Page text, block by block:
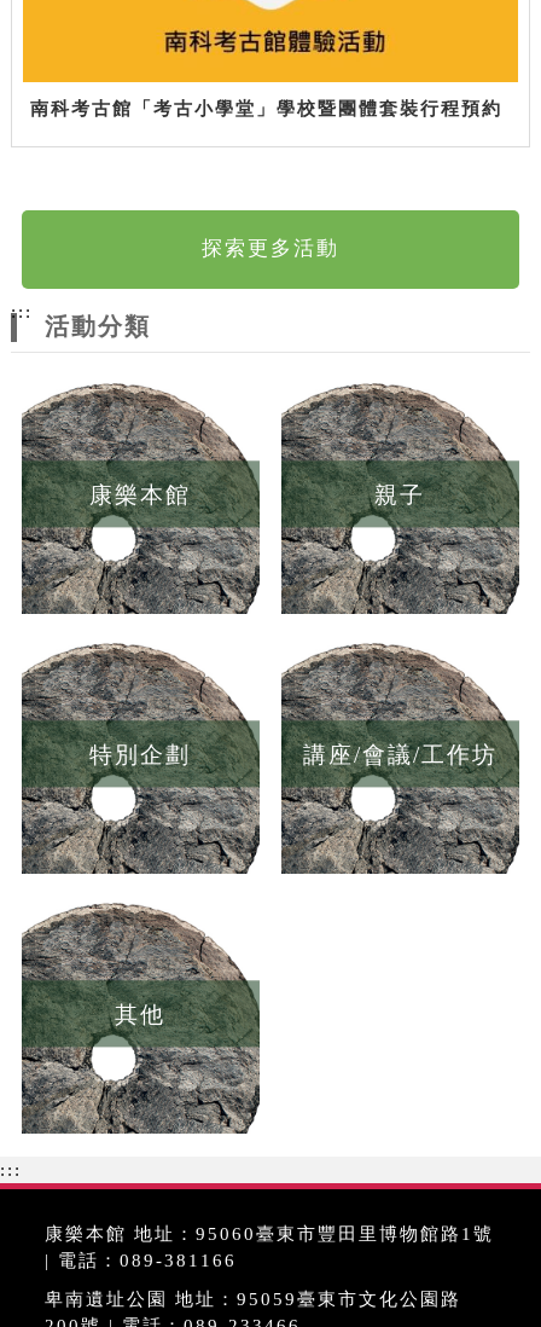
南科考古館「考古小學堂」學校暨團體套裝行程預約
探索更多活動
:::
活動分類
康樂本館 親子
特別企劃 講座/會議/工作坊
其他
:::
康樂本館 地址：95060臺東市豐田里博物館路1號
| 電話：089-381166
卑南遺址公園 地址：95059臺東市文化公園路